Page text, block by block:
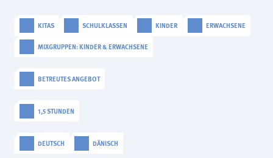
KITAS SCHULKLASSEN KINDER ERWACHSENE
MIXGRUPPEN: KINDER & ERWACHSENE
BETREUTES ANGEBOT
1,5 STUNDEN
DEUTSCH DÄNISCH